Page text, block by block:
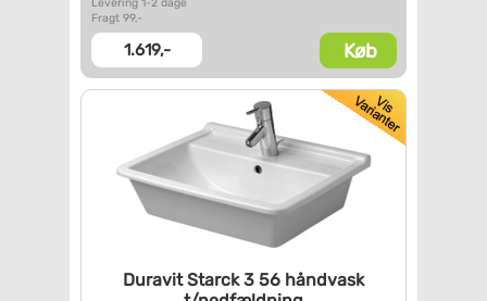
Fragt 99,-
1.619,- Køb
Duravit Starck 3 56 håndvask